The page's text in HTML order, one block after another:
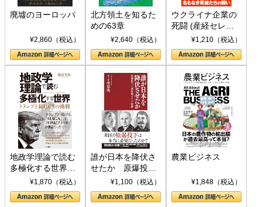
廃墟のヨーロッパ
¥2,860（税込）
北方領土を知るた
めの63章
¥2,640（税込）
ウクライナ企業の
死闘 (産経セレク
ト S 039)¥1,210（税込）
地政学理論で読む
多極化する世界：
トランプとBRICS
の挑戦
¥1,870（税込）
誰が日本を降伏さ
せたか 原爆投
下、ソ連参戦、そ
して聖断 (PHP新
書)
¥1,100（税込）
農業ビジネス
¥1,848（税込）